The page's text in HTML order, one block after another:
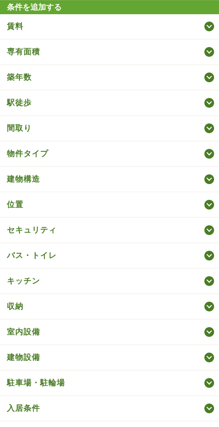
条件を追加する
賃料
専有面積
築年数
駅徒歩
間取り
物件タイプ
建物構造
位置
セキュリティ
バス・トイレ
キッチン
収納
室内設備
建物設備
駐車場・駐輪場
入居条件